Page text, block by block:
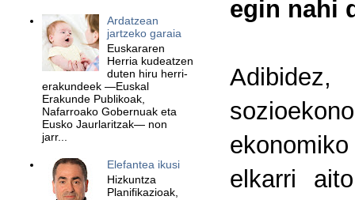
egin nahi
elkarri
Ardatzean
jartzeko garaia
Euskararen
Herria kudeatzen
duten hiru herri-
erakundeek —Euskal
Erakunde Publikoak,
Nafarroako Gobernuak eta
Eusko Jaurlaritzak— non
jarr...
Elefantea ikusi
Hizkuntza
Planifikazioak,